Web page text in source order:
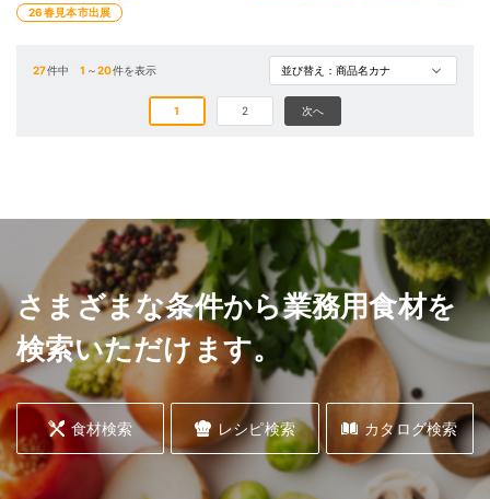
26春見本市出展
27件中1 ～20件を表示
1 2 次へ
さまざまな条件から業務用食材を
検索いただけます。
食材検索 レシピ検索 カタログ検索